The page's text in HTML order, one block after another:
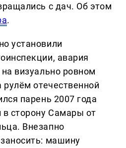
с дач. Об этом
.
установили
авария
визуально ровном
рулём отечественной
парень 2007 года
сторону Самары от
Внезапно
машину